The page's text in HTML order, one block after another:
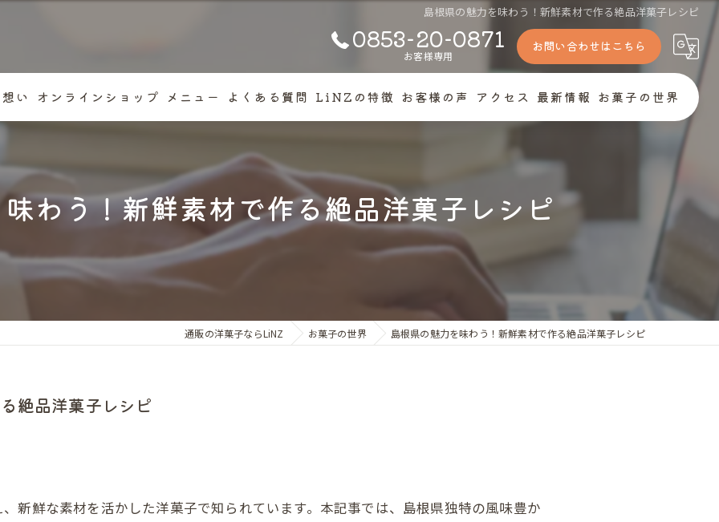
島根県の魅力を味わう！新鮮素材で作る絶品洋菓子レシピ
0853-20-0871
お客様専用
お問い合わせはこちら
い オンラインショップ メニュー よくある質問 LiNZの特徴
カットケーキ
クッキー
お客様の声 アクセス 最新情報 お菓子の世界
わう！新鮮素材で作る絶品洋菓子レシピ
通販の洋菓子ならLiNZ お菓子の世界 島根県の魅力を味わう！新鮮素材で作る絶品洋菓子レシピ
絶品洋菓子レシピ
新鮮な素材を活かした洋菓子で知られています。本記事では、島根県独特の風味豊か